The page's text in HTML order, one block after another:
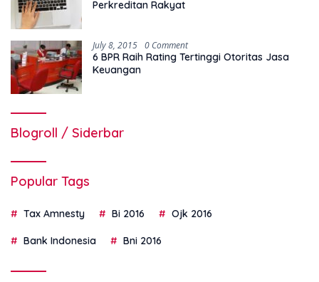
Perkreditan Rakyat
July 8, 2015 0 Comment
6 BPR Raih Rating Tertinggi Otoritas Jasa
Keuangan
Blogroll / Siderbar
Popular Tags
Tax Amnesty Bi 2016 Ojk 2016
Bank Indonesia Bni 2016